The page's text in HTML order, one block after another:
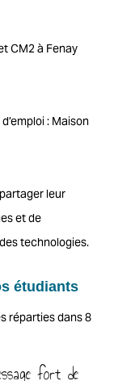
CM2 à Fenay
: Maison
leur
et de
technologies.
étudiants
réparties dans 8
fort de